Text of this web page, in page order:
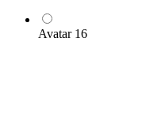
Avatar 16